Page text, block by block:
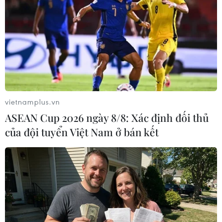
Phát hiện hơn 1.000 vé giả xem trận đấu
Việt Nam-Thái Lan
19/11/2019 07:37
Sáng 19/11, lực lượng Công an Hà Nội đã bắt các đối
tượng sản xuất vé giả. Số lượng vé giả hiện nay chuẩn
bị cung cấp ra thị trường khoảng trên 1.000 vé.
vietnamplus.vn
ASEAN Cup 2026 ngày 8/8: Xác định đối thủ
của đội tuyển Việt Nam ở bán kết